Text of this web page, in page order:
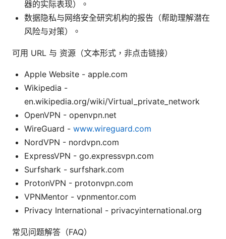
器的实际表现）。
数据隐私与网络安全研究机构的报告（帮助理解潜在
风险与对策）。
可用 URL 与 资源（文本形式，非点击链接）
Apple Website - apple.com
Wikipedia -
en.wikipedia.org/wiki/Virtual_private_network
OpenVPN - openvpn.net
WireGuard - www.wireguard.com
NordVPN - nordvpn.com
ExpressVPN - go.expressvpn.com
Surfshark - surfshark.com
ProtonVPN - protonvpn.com
VPNMentor - vpnmentor.com
Privacy International - privacyinternational.org
常见问题解答（FAQ）